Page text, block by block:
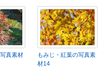
真素材
もみじ・紅葉の写真素
材14